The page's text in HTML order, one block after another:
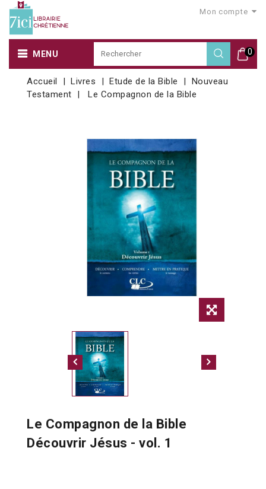
Mon compte
0
MENU
Accueil Livres Etude de la Bible
Nouveau
Testament
Le Compagnon de la Bible
Le Compagnon de la Bible
Découvrir Jésus - vol. 1